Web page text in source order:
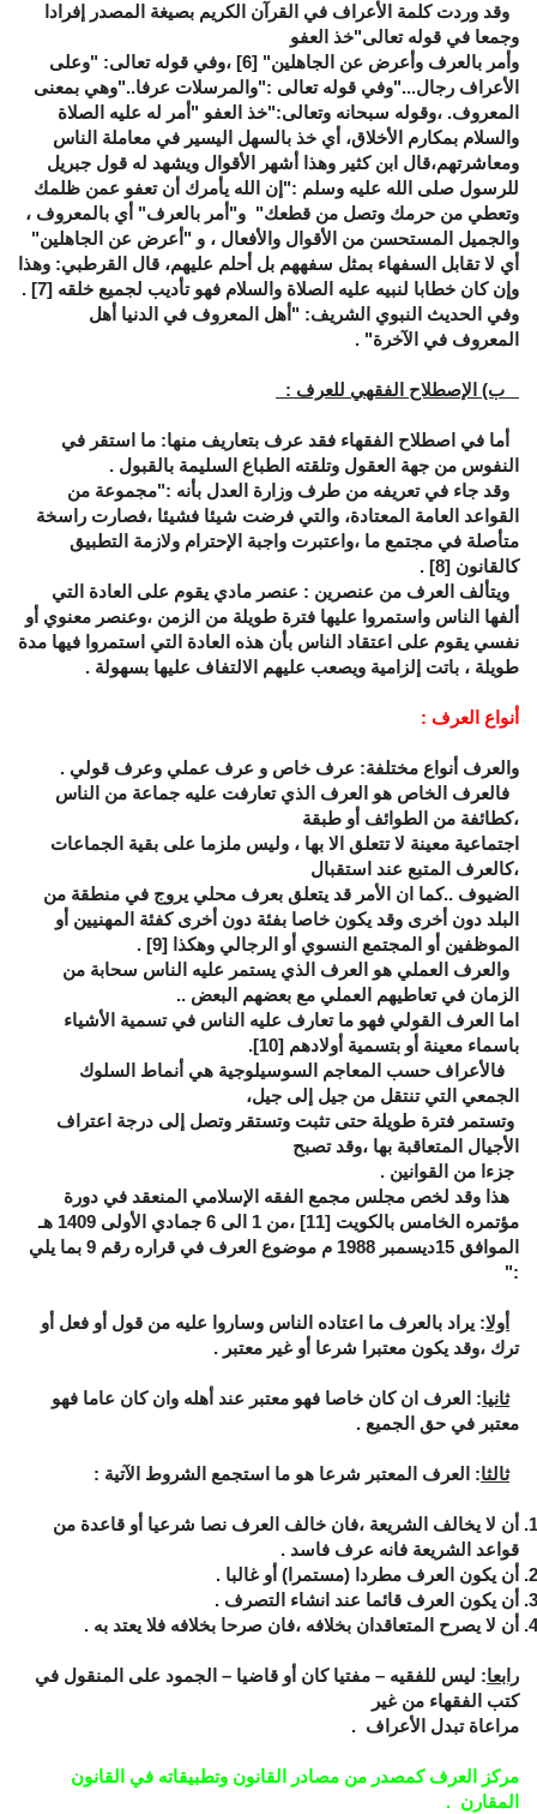
وقد وردت كلمة الأعراف في القرآن الكريم بصيغة المصدر إفرادا
وجمعا في قوله تعالى"خذ العفو
وأمر بالعرف وأعرض عن الجاهلين" [6] ،وفي قوله تعالى: "وعلى
الأعراف رجال..."وفي قوله تعالى :"والمرسلات عرفا.."وهي بمعنى
المعروف. ،وقوله سبحانه وتعالى:"خذ العفو "أمر له عليه الصلاة
والسلام بمكارم الأخلاق، أي خذ بالسهل اليسير في معاملة الناس
ومعاشرتهم،قال ابن كثير وهذا أشهر الأقوال ويشهد له قول جبريل
للرسول صلى الله عليه وسلم :"إن الله يأمرك أن تعفو عمن ظلمك
وتعطي من حرمك وتصل من قطعك" و"أمر بالعرف" أي بالمعروف ،
والجميل المستحسن من الأقوال والأفعال ، و "أعرض عن الجاهلين"
أي لا تقابل السفهاء بمثل سفههم بل أحلم عليهم، قال القرطبي: وهذا
وإن كان خطابا لنبيه عليه الصلاة والسلام فهو تأديب لجميع خلقه [7]
.
وفي الحديث النبوي الشريف: "أهل المعروف في الدنيا أهل
المعروف في الآخرة" .
ب) الإصطلاح الفقهي للعرف :
أما في اصطلاح الفقهاء فقد عرف بتعاريف منها: ما استقر في
النفوس من جهة العقول وتلقته الطباع السليمة بالقبول .
وقد جاء في تعريفه من طرف وزارة العدل بأنه :"مجموعة من
القواعد العامة المعتادة، والتي فرضت شيئا فشيئا ،فصارت راسخة
متأصلة في مجتمع ما ،واعتبرت واجبة الإحترام ولازمة التطبيق
كالقانون [8]
.
ويتألف العرف من عنصرين : عنصر مادي يقوم على العادة التي
ألفها الناس واستمروا عليها فترة طويلة من الزمن ،وعنصر معنوي أو
نفسي يقوم على اعتقاد الناس بأن هذه العادة التي استمروا فيها مدة
طويلة ، باتت إلزامية ويصعب عليهم الالتفاف عليها بسهولة .
أنواع العرف :
والعرف أنواع مختلفة: عرف خاص و عرف عملي وعرف قولي .
فالعرف الخاص هو العرف الذي تعارفت عليه جماعة من الناس
،كطائفة من الطوائف أو طبقة
اجتماعية معينة لا تتعلق الا بها ، وليس ملزما على بقية الجماعات
،كالعرف المتبع عند استقبال
الضيوف ..كما ان الأمر قد يتعلق بعرف محلي يروج في منطقة من
البلد دون أخرى وقد يكون خاصا بفئة دون أخرى كفئة المهنيين أو
الموظفين أو المجتمع النسوي أو الرجالي وهكذا [9]
.
والعرف العملي هو العرف الذي يستمر عليه الناس سحابة من
الزمان في تعاطيهم العملي مع بعضهم البعض ..
اما العرف القولي فهو ما تعارف عليه الناس في تسمية الأشياء
باسماء معينة أو بتسمية أولادهم [10]
.
فالأعراف حسب المعاجم السوسيلوجية هي أنماط السلوك
الجمعي التي تنتقل من جيل إلى جيل،
وتستمر فترة طويلة حتى تثبت وتستقر وتصل إلى درجة اعتراف
الأجيال المتعاقبة بها ،وقد تصبح
جزءا من القوانين .
هذا وقد لخص مجلس مجمع الفقه الإسلامي المنعقد في دورة
مؤتمره الخامس بالكويت [11]
،من 1 الى 6 جمادي الأولى 1409 هـ
الموافق 15ديسمبر 1988 م موضوع العرف في قراره رقم 9 بما يلي
:"
أولا: يراد بالعرف ما اعتاده الناس وساروا عليه من قول أو فعل أو
ترك ،وقد يكون معتبرا شرعا أو غير معتبر .
ثانيا: العرف ان كان خاصا فهو معتبر عند أهله وان كان عاما فهو
معتبر في حق الجميع .
ثالثا: العرف المعتبر شرعا هو ما استجمع الشروط الآتية :
أن لا يخالف الشريعة ،فان خالف العرف نصا شرعيا أو قاعدة من
قواعد الشريعة فانه عرف فاسد .
أن يكون العرف مطردا (مستمرا) أو غالبا .
أن يكون العرف قائما عند انشاء التصرف .
أن لا يصرح المتعاقدان بخلافه ،فان صرحا بخلافه فلا يعتد به .
رابعا: ليس للفقيه – مفتيا كان أو قاضيا – الجمود على المنقول في
كتب الفقهاء من غير
مراعاة تبدل الأعراف .
مركز العرف كمصدر من مصادر القانون وتطبيقاته في القانون
المقارن .